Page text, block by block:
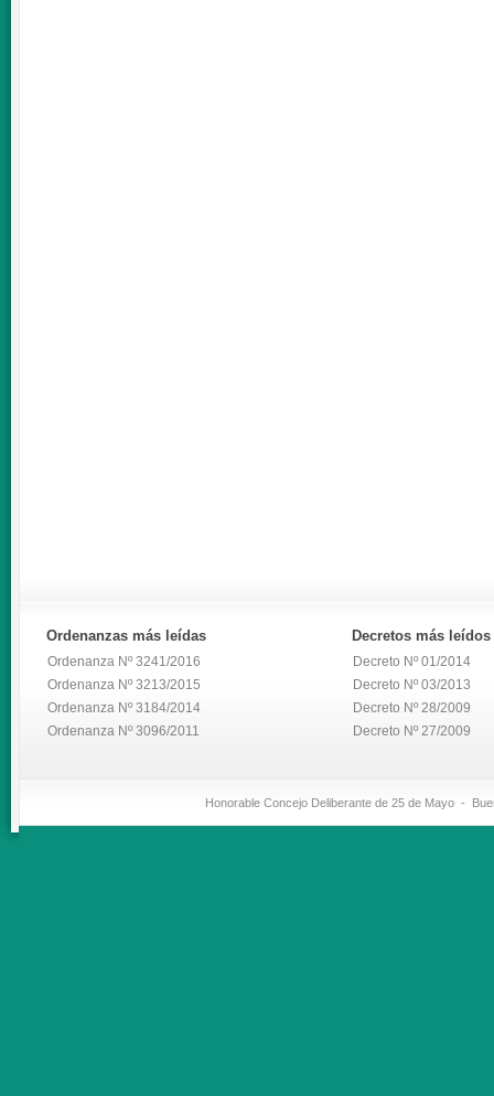
Ordenanzas más leídas
Ordenanza Nº 3241/2016
Ordenanza Nº 3213/2015
Ordenanza Nº 3184/2014
Ordenanza Nº 3096/2011
Decretos más leídos
Decreto Nº 01/2014
Decreto Nº 03/2013
Decreto Nº 28/2009
Decreto Nº 27/2009
Honorable Concejo Deliberante de 25 de